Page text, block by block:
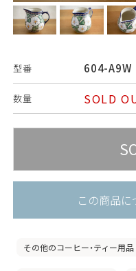
型番 604-A9W
数量 SOLD
この商品
その他のコーヒー・ティー用品